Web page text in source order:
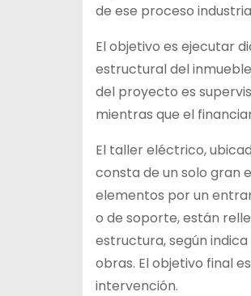
de ese proceso
El objetivo es ejecutar
estructural del
del proyecto es
mientras que el
El taller eléctrico,
consta de un solo gran
elementos por un
o de soporte, están
estructura, según
obras. El objetivo final
intervención.